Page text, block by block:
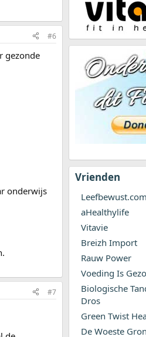
#6
gezonde
onderwijs
#7
Vrienden
Leefbewust.com
aHealthylife
Vitavie
Breizh Import
Rauw Power
Voeding Is
Biologische
Dros
Green Twist
De Woeste